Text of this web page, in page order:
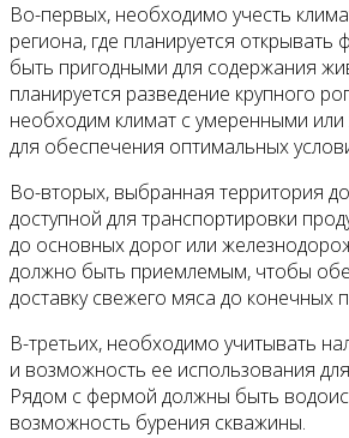
Во-первых, необходимо учесть
региона, где планируется
быть пригодными для содержания
планируется разведение крупного
необходим климат с умеренными
для обеспечения оптимальных
Во-вторых, выбранная территория
доступной для транспортировки
до основных дорог или
должно быть приемлемым, чтобы
доставку свежего мяса до конечных
В-третьих, необходимо учитывать
и возможность ее использования
Рядом с фермой должны быть
возможность бурения скважины.